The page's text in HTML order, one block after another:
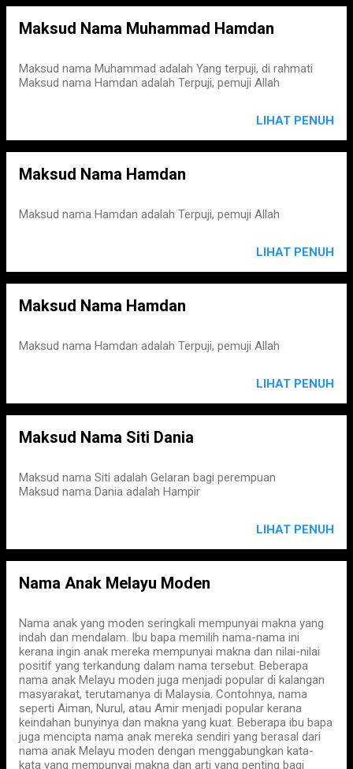
Maksud Nama Muhammad Hamdan
Maksud nama Muhammad adalah Yang terpuji, di rahmati
Maksud nama Hamdan adalah Terpuji, pemuji Allah
LIHAT PENUH
Maksud Nama Hamdan
Maksud nama Hamdan adalah Terpuji, pemuji Allah
LIHAT PENUH
Maksud Nama Hamdan
Maksud nama Hamdan adalah Terpuji, pemuji Allah
LIHAT PENUH
Maksud Nama Siti Dania
Maksud nama Siti adalah Gelaran bagi perempuan
Maksud nama Dania adalah Hampir
LIHAT PENUH
Nama Anak Melayu Moden
Nama anak yang moden seringkali mempunyai makna yang
indah dan mendalam. Ibu bapa memilih nama-nama ini
kerana ingin anak mereka mempunyai makna dan nilai-nilai
positif yang terkandung dalam nama tersebut. Beberapa
nama anak Melayu moden juga menjadi popular di kalangan
masyarakat, terutamanya di Malaysia. Contohnya, nama
seperti Aiman, Nurul, atau Amir menjadi popular kerana
keindahan bunyinya dan makna yang kuat. Beberapa ibu bapa
juga mencipta nama anak mereka sendiri yang berasal dari
nama anak Melayu moden dengan menggabungkan kata-
kata yang mempunyai makna dan arti yang penting bagi